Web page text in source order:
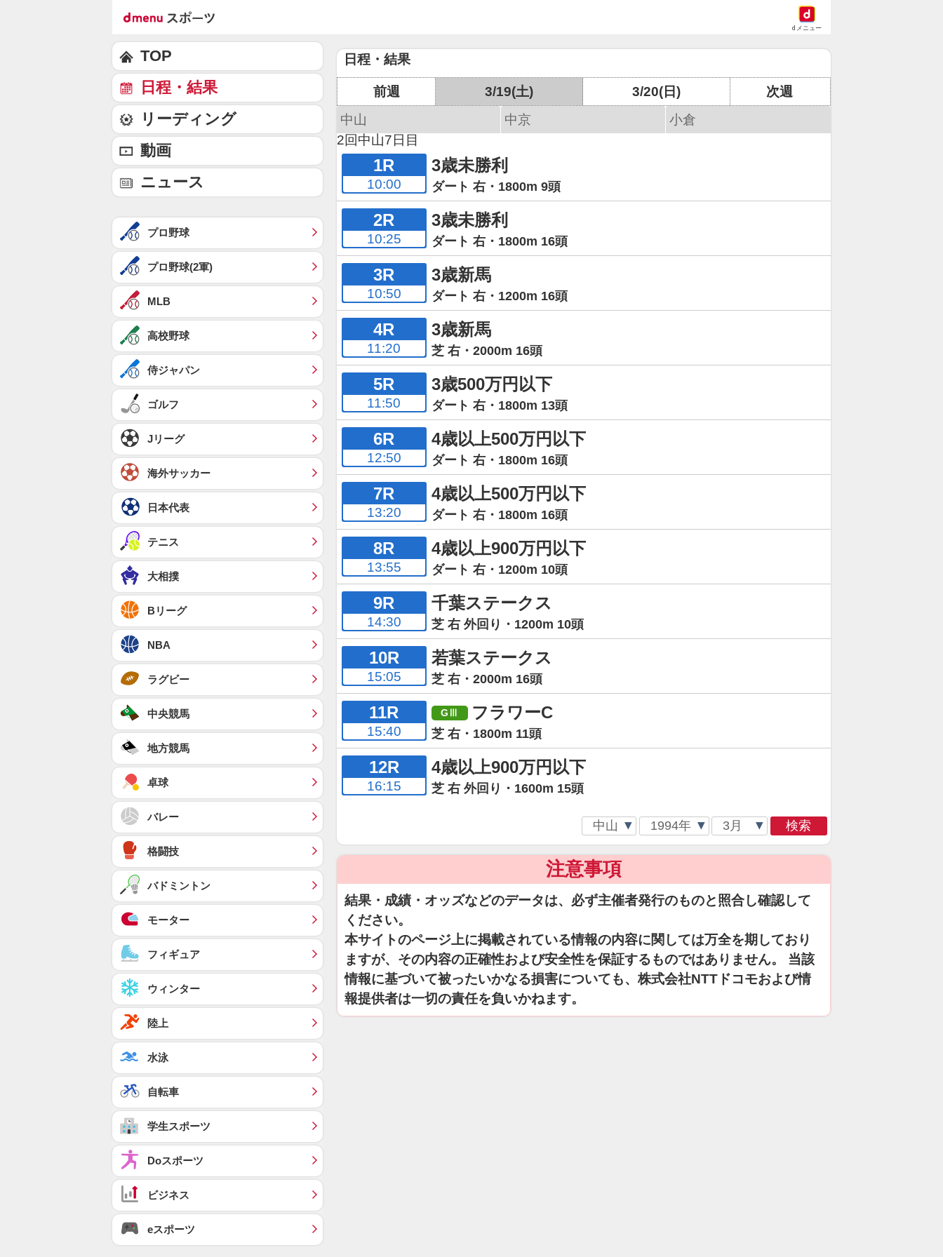
dメニュー
日程・結果
前週 3/19(土) 3/20(日)
次週
中山
中京
小倉
2回中山7日目
1R
10:00
3歳未勝利
ダート 右・1800m 9頭
2R
10:25
3歳未勝利
ダート 右・1800m 16頭
3R
10:50
3歳新馬
ダート 右・1200m 16頭
4R
11:20
3歳新馬
芝 右・2000m 16頭
5R
11:50
3歳500万円以下
ダート 右・1800m 13頭
6R
12:50
4歳以上500万円以下
ダート 右・1800m 16頭
7R
13:20
4歳以上500万円以下
ダート 右・1800m 16頭
8R
13:55
4歳以上900万円以下
ダート 右・1200m 10頭
9R
14:30
千葉ステークス
芝 右 外回り・1200m 10頭
10R
15:05
若葉ステークス
芝 右・2000m 16頭
11R
15:40
フラワーC
芝 右・1800m 11頭
12R
16:15
4歳以上900万円以下
芝 右 外回り・1600m 15頭
検索
注意事項
結果・成績・オッズなどのデータは、必ず主催者発行のものと照合し確認して
ください。
本サイトのページ上に掲載されている情報の内容に関しては万全を期しており
ますが、その内容の正確性および安全性を保証するものではありません。 当該
情報に基づいて被ったいかなる損害についても、株式会社NTTドコモおよび情
報提供者は一切の責任を負いかねます。
TOP
日程・結果
リーディング
動画
ニュース
プロ野球
プロ野球(2軍)
MLB
高校野球
侍ジャパン
ゴルフ
Jリーグ
海外サッカー
日本代表
テニス
大相撲
Bリーグ
NBA
ラグビー
中央競馬
地方競馬
卓球
バレー
格闘技
バドミントン
モーター
フィギュア
ウィンター
陸上
水泳
自転車
学生スポーツ
Doスポーツ
ビジネス
eスポーツ